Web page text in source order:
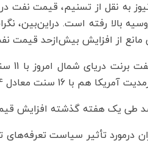
به نقل از تسنیم، قیمت نفت در
بالا رفته است. دراین‌بین،
مانع از افزایش بیش‌ازحد قیمت
درصد افزایش 66 دلار و 73 سنت معامله می‌شود.
درمورد تأثیر سیاست